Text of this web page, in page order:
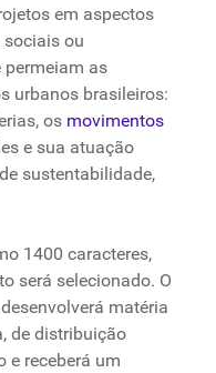
em aspectos
ou
as
urbanos brasileiros:
os movimentos
e sua atuação
sustentabilidade,
1400 caracteres,
será selecionado. O
matéria
, de distribuição
e receberá um